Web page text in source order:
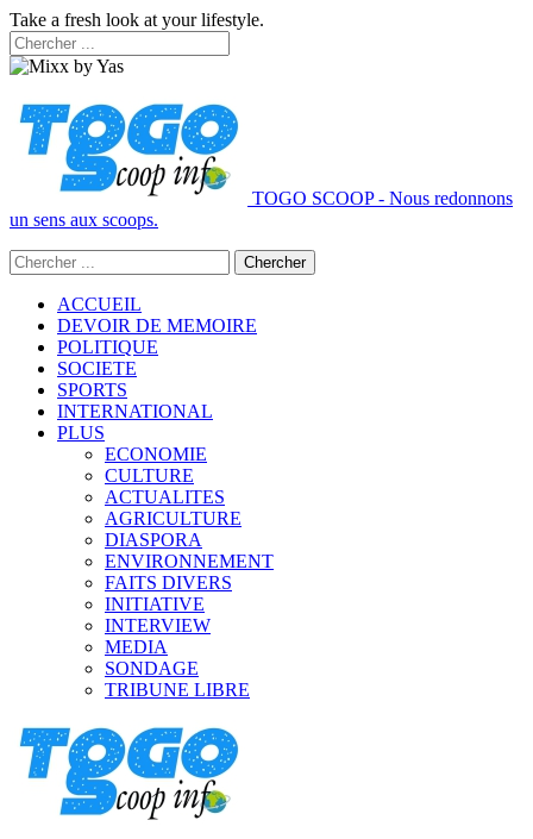
Take a fresh look at your lifestyle.
TOGO SCOOP - Nous redonnons
un sens aux scoops.
ACCUEIL
DEVOIR DE MEMOIRE
POLITIQUE
SOCIETE
SPORTS
INTERNATIONAL
PLUS
ECONOMIE
CULTURE
ACTUALITES
AGRICULTURE
DIASPORA
ENVIRONNEMENT
FAITS DIVERS
INITIATIVE
INTERVIEW
MEDIA
SONDAGE
TRIBUNE LIBRE